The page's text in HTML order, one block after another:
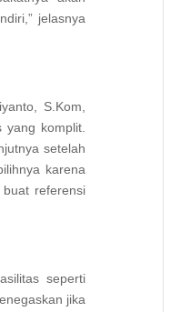
jelasnya
S.Kom,
komplit.
setelah
karena
referensi
seperti
jika